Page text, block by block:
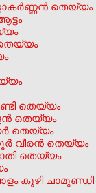
തെയ്യം
തെയ്യം
തെയ്യം
തെയ്യം
തെയ്യം
വീരന്‍ തെയ്യം
തെയ്യം
കുഴി ചാമുണ്ഡി